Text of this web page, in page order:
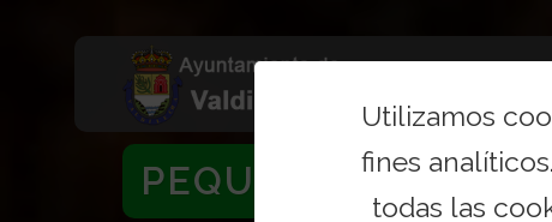
Utilizamos
fines
todas las
PEQUE PLAN EN